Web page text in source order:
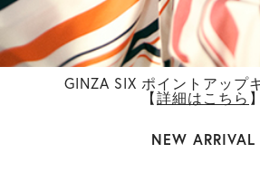
GINZA SIX ポイントアップ
【詳細はこちら 】
NEW ARRIVAL